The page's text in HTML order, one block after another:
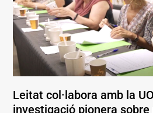
Leitat col·labora amb la
investigació pionera sobre